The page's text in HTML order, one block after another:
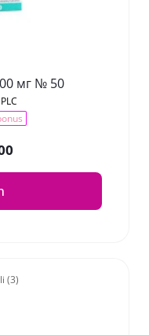
мг № 50
(3)